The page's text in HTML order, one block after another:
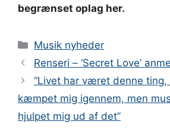
begrænset oplag her.
Kategorier
Musik nyheder
Renseri – ‘Secret Love’
“Livet har været denne ting,
kæmpet mig igennem, men
hjulpet mig ud af det”